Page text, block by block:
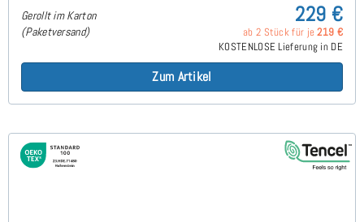
Gerollt im Karton
(Paketversand)
229 €
ab 2 Stück für je219 €
KOSTENLOSE Lieferung in DE
Zum Artikel